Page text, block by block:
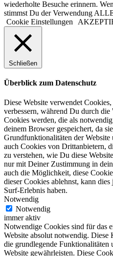
wiederholte Besuche erinnern.
stimmst Du der Verwendung
Cookie Einstellungen
Schließen
Überblick zum Datenschutz
Diese Website verwendet
verbessern, während Du durch die
Cookies werden, die als
deinem Browser gespeichert, da
Grundfunktionalitäten der
auch Cookies von Drittanbietern,
zu verstehen, wie Du diese
nur mit Deiner Zustimmung in
auch die Möglichkeit, diese
dieser Cookies ablehnst, kann
Surf-Erlebnis haben.
Notwendig
Notwendig
immer aktiv
Notwendige Cookies sind für das
Website absolut notwendig. Diese
die grundlegende Funktionalitäten
Website gewährleisten. Diese